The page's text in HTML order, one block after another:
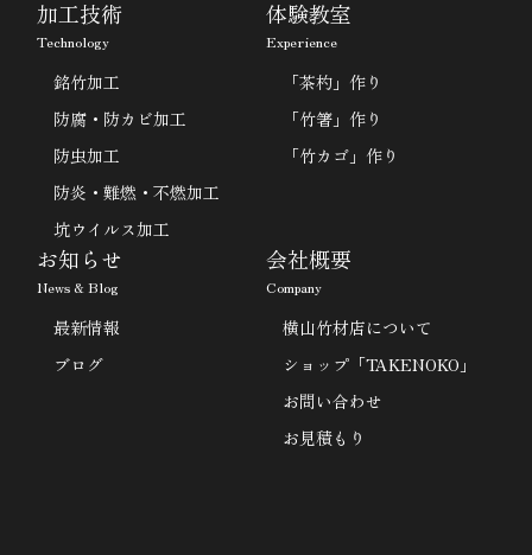
加工技術
Technology
銘竹加工
防腐・防カビ加工
防虫加工
防炎・難燃・不燃加工
坑ウイルス加工
体験教室
Experience
「茶杓」作り
「竹箸」作り
「竹カゴ」作り
お知らせ
News & Blog
最新情報
ブログ
会社概要
Company
横山竹材店について
ショップ「TAKENOKO」
お問い合わせ
お見積もり